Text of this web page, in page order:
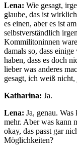
Lena: Wie gesagt,
glaube, das ist
es einen, aber es ist
selbstverständlich
Kommilitoninnen
damals so, dass
haben, dass es doch
lieber was anderes
gesagt, ich weiß
Katharina: Ja.
Lena: Ja, genau.
mehr. Aber was kann
okay, das passt gar
Möglichkeiten?